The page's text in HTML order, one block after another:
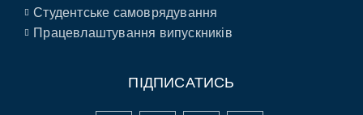
Студентське самоврядування
Працевлаштування випускників
ПІДПИСАТИСЬ